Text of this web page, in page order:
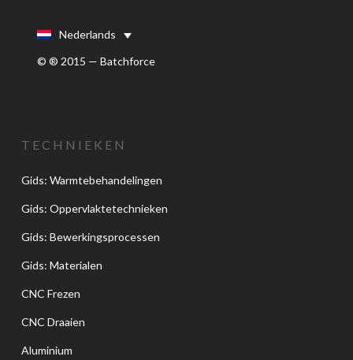
Nederlands
© ® 2015 — Batchforce
TECHNIEKEN
Gids: Warmtebehandelingen
Gids: Oppervlaktetechnieken
Gids: Bewerkingsprocessen
Gids: Materialen
CNC Frezen
CNC Draaien
Aluminium